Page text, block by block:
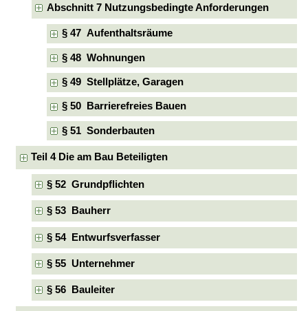
Abschnitt 7 Nutzungsbedingte Anforderungen
§ 47 Aufenthaltsräume
§ 48 Wohnungen
§ 49 Stellplätze, Garagen
§ 50 Barrierefreies Bauen
§ 51 Sonderbauten
Teil 4 Die am Bau Beteiligten
§ 52 Grundpflichten
§ 53 Bauherr
§ 54 Entwurfsverfasser
§ 55 Unternehmer
§ 56 Bauleiter